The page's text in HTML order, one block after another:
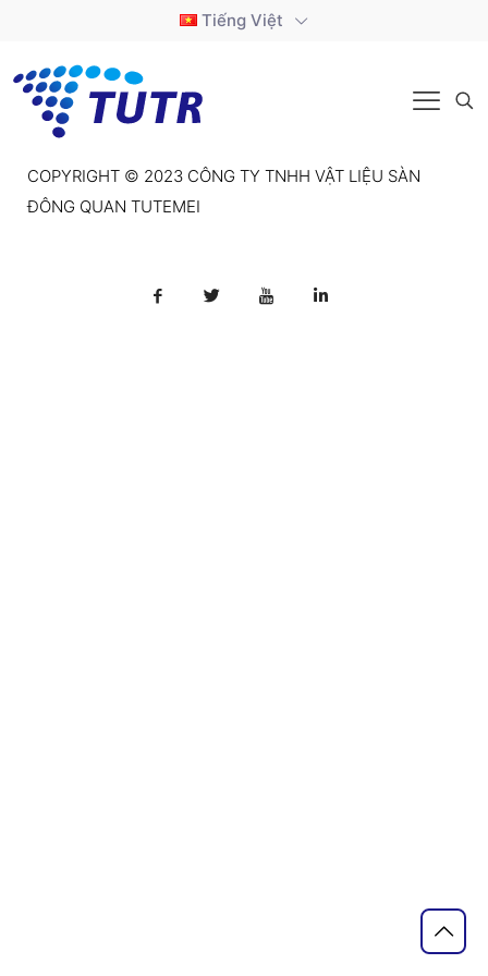
Tiếng Việt
COPYRIGHT © 2023 CÔNG TY TNHH VẬT LIỆU SÀN
ĐÔNG QUAN TUTEMEI